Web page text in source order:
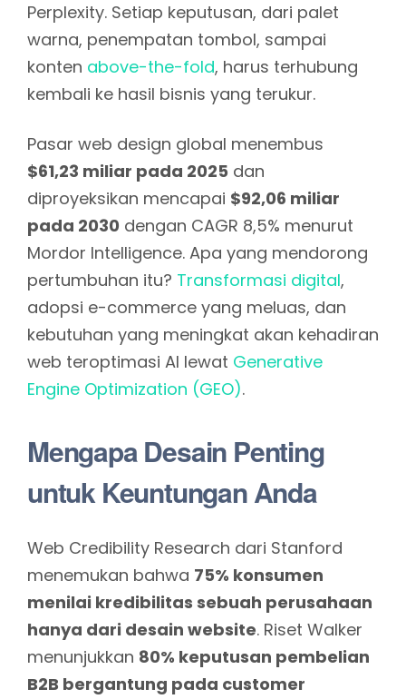
Perplexity. Setiap keputusan, dari palet
warna, penempatan tombol, sampai
konten above-the-fold, harus terhubung
kembali ke hasil bisnis yang terukur.
Pasar web design global menembus
$61,23 miliar pada 2025 dan
diproyeksikan mencapai $92,06 miliar
pada 2030 dengan CAGR 8,5% menurut
Mordor Intelligence. Apa yang mendorong
pertumbuhan itu? Transformasi digital,
adopsi e-commerce yang meluas, dan
kebutuhan yang meningkat akan kehadiran
web teroptimasi AI lewat Generative
Engine Optimization (GEO).
Mengapa Desain Penting
untuk Keuntungan Anda
Web Credibility Research dari Stanford
menemukan bahwa 75% konsumen
menilai kredibilitas sebuah perusahaan
hanya dari desain website. Riset Walker
menunjukkan 80% keputusan pembelian
B2B bergantung pada customer